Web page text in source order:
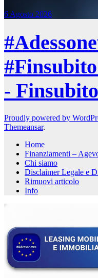
6 Agosto 2026
- Finsubito
Proudly powered by
Themeansar.
Home
Finanziamenti –
Chi siamo
Disclaimer Legale e
Rimuovi articolo
Info